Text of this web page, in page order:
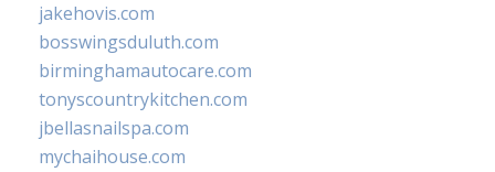
jakehovis.com
bosswingsduluth.com
birminghamautocare.com
tonyscountrykitchen.com
jbellasnailspa.com
mychaihouse.com